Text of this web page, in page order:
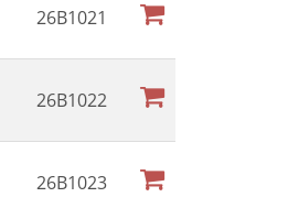
26B1021
26B1022
26B1023